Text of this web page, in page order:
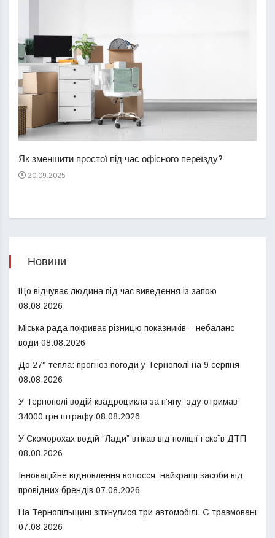
Як зменшити простої під час офісного переїзду?
20.09.2025
Новини
Що відчуває людина під час виведення із запою
08.08.2026
Міська рада покриває різницю показників – небаланс
води 08.08.2026
До 27° тепла: прогноз погоди у Тернополі на 9 серпня
08.08.2026
У Тернополі водій квадроцикла за п’яну їзду отримав
34000 грн штрафу 08.08.2026
У Скоморохах водій “Лади” втікав від поліції і скоїв ДТП
08.08.2026
Інноваційне відновлення волосся: найкращі засоби від
провідних брендів 07.08.2026
На Тернопільщині зіткнулися три автомобілі. Є травмовані
07.08.2026